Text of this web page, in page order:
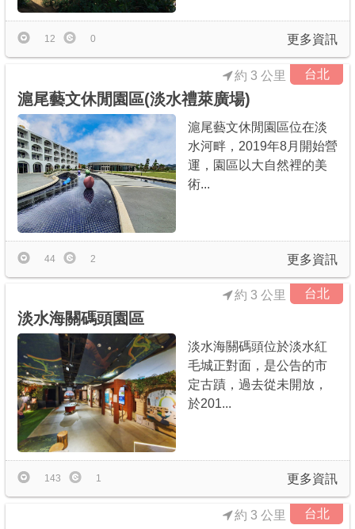
更多資訊
12 0
台北
約 3 公里
滬尾藝文休閒園區(淡水禮萊廣場)
滬尾藝文休閒園區位在淡
水河畔，2019年8月開始營
運，園區以大自然裡的美
術...
更多資訊
44 2
台北
約 3 公里
淡水海關碼頭園區
淡水海關碼頭位於淡水紅
毛城正對面，是公告的市
定古蹟，過去從未開放，
於201...
更多資訊
143 1
台北
約 3 公里